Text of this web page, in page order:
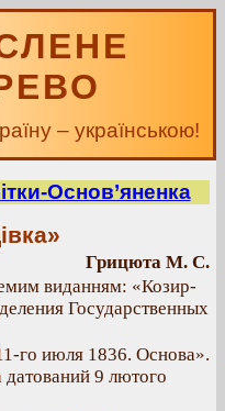
– українською!
Основ’яненка
Грицюта М. С.
виданням: «Козир-
Государственных
го июля 1836. Основа».
9 лютого